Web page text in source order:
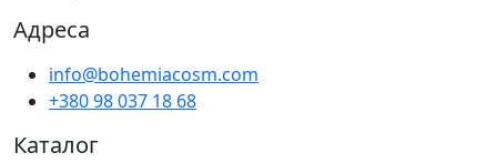
Адреса
info@bohemiacosm.com
+380 98 037 18 68
Каталог